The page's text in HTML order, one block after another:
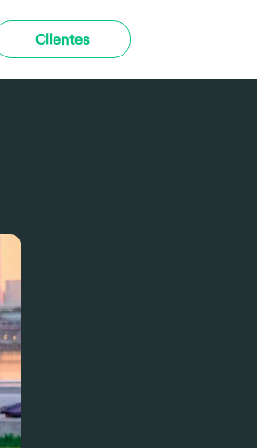
Clientes